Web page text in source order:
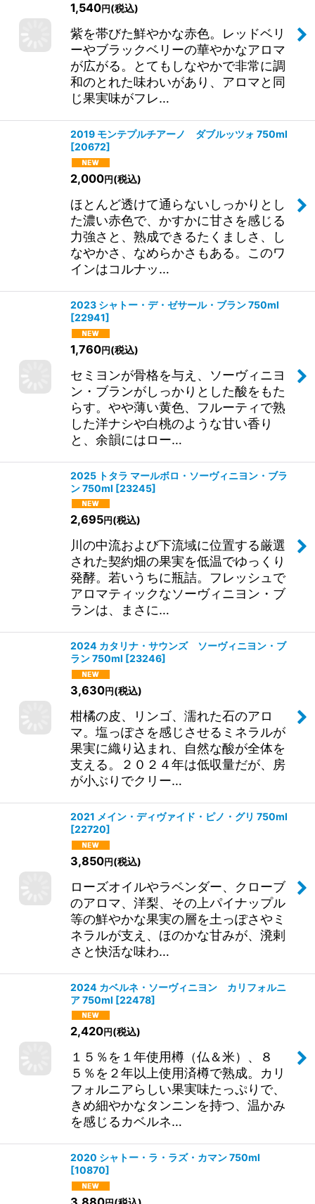
1,540円 (税込)
紫を帯びた鮮やかな赤色。レッドベリ
ーやブラックベリーの華やかなアロマ
が広がる。とてもしなやかで非常に調
和のとれた味わいがあり、アロマと同
じ果実味がフレ…
2019 モンテプルチアーノ ダブルッツォ 750ml
[20672]
2,000円 (税込)
ほとんど透けて通らないしっかりとし
た濃い赤色で、かすかに甘さを感じる
力強さと、熟成できるたくましさ、し
なやかさ、なめらかさもある。このワ
インはコルナッ…
2023 シャトー・デ・ゼサール・ブラン 750ml
[22941]
1,760円(税込)
セミヨンが骨格を与え、ソーヴィニヨ
ン・ブランがしっかりとした酸をもた
らす。やや薄い黄色、フルーティで熟
した洋ナシや白桃のような甘い香り
と、余韻にはロー…
2025 トタラ マールボロ・ソーヴィニヨン・ブラ
ン 750ml [23245]
2,695円 (税込)
川の中流および下流域に位置する厳選
された契約畑の果実を低温でゆっくり
発酵。若いうちに瓶詰。フレッシュで
アロマティックなソーヴィニヨン・ブ
ランは、まさに…
2024 カタリナ・サウンズ ソーヴィニヨン・ブ
ラン 750ml [23246]
3,630円 (税込)
柑橘の皮、リンゴ、濡れた石のアロ
マ。塩っぽさを感じさせるミネラルが
果実に織り込まれ、自然な酸が全体を
支える。２０２４年は低収量だが、房
が小ぶりでクリー…
2021 メイン・ディヴァイド・ピノ・グリ 750ml
[22720]
3,850円(税込)
ローズオイルやラベンダー、クローブ
のアロマ、洋梨、その上パイナップル
等の鮮やかな果実の層を土っぽさやミ
ネラルが支え、ほのかな甘みが、溌剌
さと快活な味わ…
2024 カベルネ・ソーヴィニヨン カリフォルニ
ア 750ml [22478]
2,420円 (税込)
１５％を１年使用樽（仏＆米）、８
５％を２年以上使用済樽で熟成。カリ
フォルニアらしい果実味たっぷりで、
きめ細やかなタンニンを持つ、温かみ
を感じるカベルネ…
2020 シャトー・ラ・ラズ・カマン 750ml
[10870]